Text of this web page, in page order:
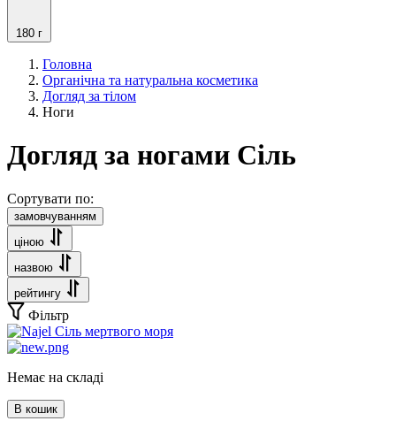
180 г
Головна
Органічна та натуральна косметика
Догляд за тілом
Ноги
Догляд за ногами Сіль
Сортувати по:
замовчуванням
ціною
назвою
рейтингу
Фільтр
Немає на складі
В кошик